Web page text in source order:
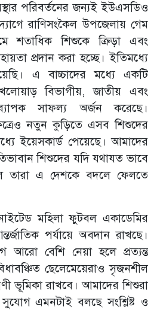
পরিবর্তনের জন্যই ইউএসডিও
রাণিসংকৈল উপজেলায় গেম
শতাধিক শিশুকে ক্রিড়া এবং
প্রদান করা হচ্ছে। ইতিমধ্যে
এ বাচ্চাদের মধ্যে একটি
বিভাগীয়, জাতীয় এবং
সাফল্য অর্জন করেছে।
নতুন কুড়িতে এসব শিশুদের
ইয়েসকার্ড পেয়েছে। আমাদের
শিশুদের যদি যথাযত ভাবে
তারা এ দেশকে বদলে ফেলতে
মহিলা ফুটবল একাডেমির
পর্যায়ে অবদান রাখছে।
বেশি নেয়া হলে প্রত্যন্ত
ছেলেমেয়েরাও সৃজনশীল
ভূমিকা রাখবে। আমাদের শিশুরা
সুযোগ এমনটাই বলছে সংশ্লিষ্ট ও